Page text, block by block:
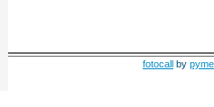
fotocall by